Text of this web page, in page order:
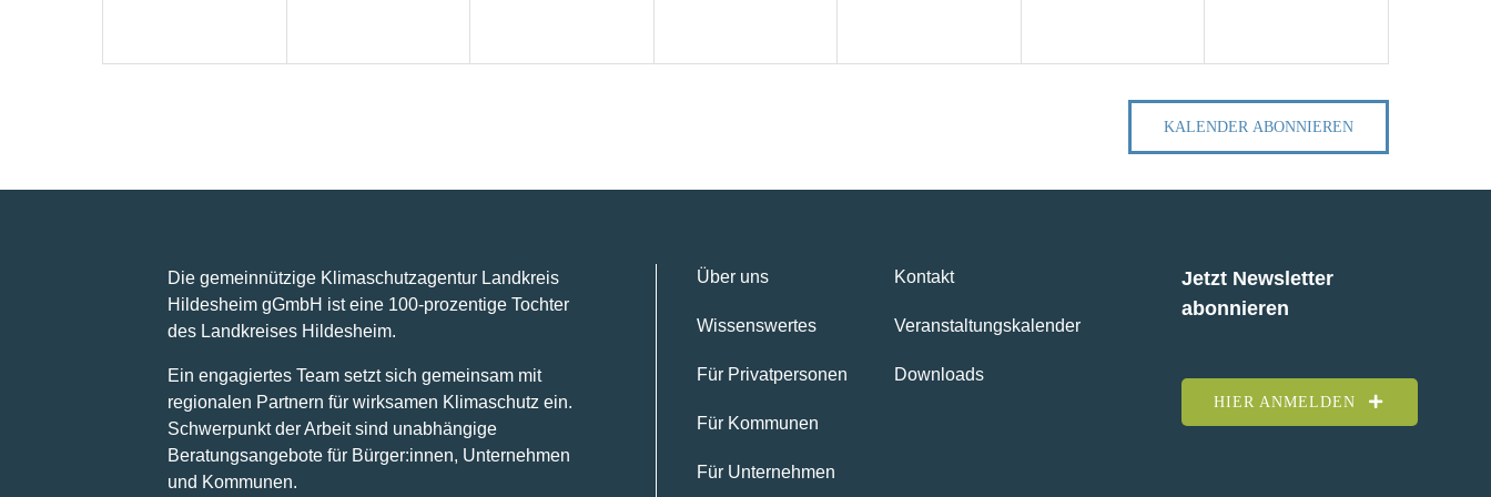
KALENDER ABONNIEREN
Die gemeinnützige Klimaschutzagentur Landkreis
Hildesheim gGmbH ist eine 100-prozentige Tochter
des Landkreises Hildesheim.
Ein engagiertes Team setzt sich gemeinsam mit
regionalen Partnern für wirksamen Klimaschutz ein.
Schwerpunkt der Arbeit sind unabhängige
Beratungsangebote für Bürger:innen, Unternehmen
und Kommunen.
Über uns
Wissenswertes
Für Privatpersonen
Für Kommunen
Für Unternehmen
Kontakt
Veranstaltungskalender
Downloads
Jetzt Newsletter
abonnieren
HIER ANMELDEN